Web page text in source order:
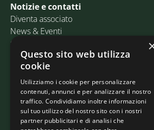
Notizie e contatti
Diventa associato
News & Eventi
Contatti
Email:info@assosped.it
PEC: assospedvenezia@pec.fedespedi.it
Indirizzo: Via delle Industrie, 19/C
30175 Marghera (VE)
Questo sito web utilizza
cookie
Utilizziamo i cookie per personalizzare
contenuti, annunci e per analizzare il nostro
traffico. Condividiamo inoltre informazioni
sul tuo utilizzo del nostro sito con i nostri
partner pubblicitari e di analisi che